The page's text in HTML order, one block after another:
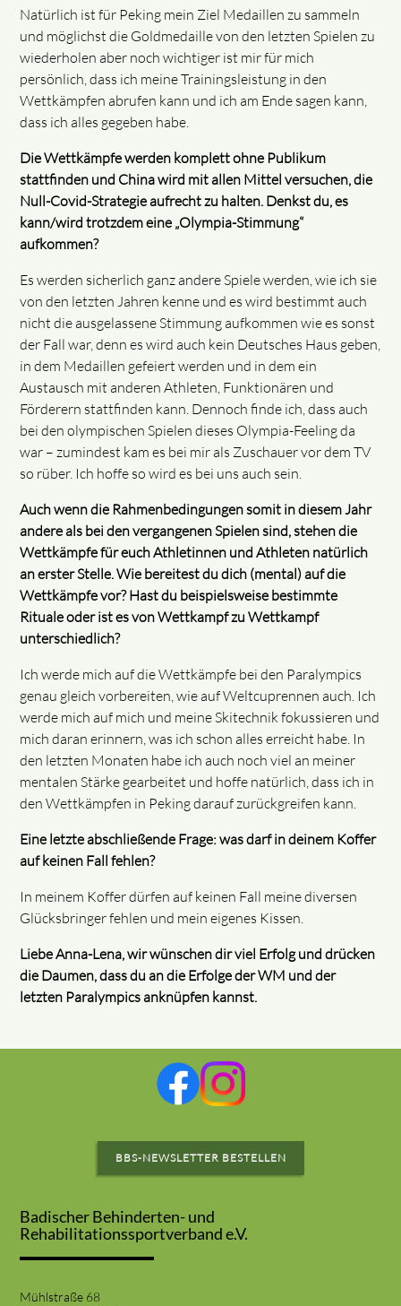
Natürlich ist für Peking mein Ziel Medaillen zu sammeln
und möglichst die Goldmedaille von den letzten Spielen zu
wiederholen aber noch wichtiger ist mir für mich
persönlich, dass ich meine Trainingsleistung in den
Wettkämpfen abrufen kann und ich am Ende sagen kann,
dass ich alles gegeben habe.
Die Wettkämpfe werden komplett ohne Publikum
stattfinden und China wird mit allen Mittel versuchen, die
Null-Covid-Strategie aufrecht zu halten. Denkst du, es
kann/wird trotzdem eine „Olympia-Stimmung“
aufkommen?
Es werden sicherlich ganz andere Spiele werden, wie ich sie
von den letzten Jahren kenne und es wird bestimmt auch
nicht die ausgelassene Stimmung aufkommen wie es sonst
der Fall war, denn es wird auch kein Deutsches Haus geben,
in dem Medaillen gefeiert werden und in dem ein
Austausch mit anderen Athleten, Funktionären und
Förderern stattfinden kann. Dennoch finde ich, dass auch
bei den olympischen Spielen dieses Olympia-Feeling da
war – zumindest kam es bei mir als Zuschauer vor dem TV
so rüber. Ich hoffe so wird es bei uns auch sein.
Auch wenn die Rahmenbedingungen somit in diesem Jahr
andere als bei den vergangenen Spielen sind, stehen die
Wettkämpfe für euch Athletinnen und Athleten natürlich
an erster Stelle. Wie bereitest du dich (mental) auf die
Wettkämpfe vor? Hast du beispielsweise bestimmte
Rituale oder ist es von Wettkampf zu Wettkampf
unterschiedlich?
Ich werde mich auf die Wettkämpfe bei den Paralympics
genau gleich vorbereiten, wie auf Weltcuprennen auch. Ich
werde mich auf mich und meine Skitechnik fokussieren und
mich daran erinnern, was ich schon alles erreicht habe. In
den letzten Monaten habe ich auch noch viel an meiner
mentalen Stärke gearbeitet und hoffe natürlich, dass ich in
den Wettkämpfen in Peking darauf zurückgreifen kann.
Eine letzte abschließende Frage: was darf in deinem Koffer
auf keinen Fall fehlen?
In meinem Koffer dürfen auf keinen Fall meine diversen
Glücksbringer fehlen und mein eigenes Kissen.
Liebe Anna-Lena, wir wünschen dir viel Erfolg und drücken
die Daumen, dass du an die Erfolge der WM und der
letzten Paralympics anknüpfen kannst.
BBS-NEWSLETTER BESTELLEN
Badischer Behinderten- und
Rehabilitationssportverband e.V.
Mühlstraße 68